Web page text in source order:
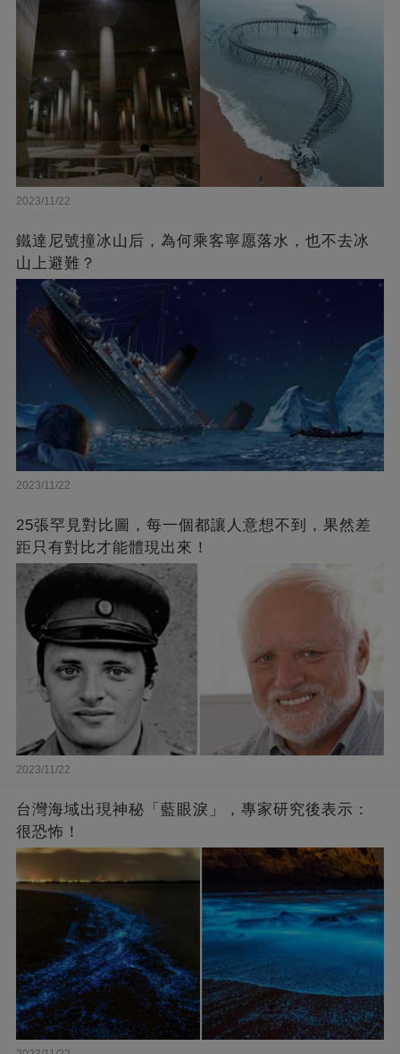
2023/11/22
鐵達尼號撞冰山后，為何乘客寧愿落水，也不去冰
山上避難？
2023/11/22
25張罕見對比圖，每一個都讓人意想不到，果然差
距只有對比才能體現出來！
2023/11/22
台灣海域出現神秘「藍眼淚」，專家研究後表示：
很恐怖！